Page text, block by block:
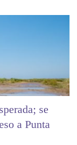
se
a Punta